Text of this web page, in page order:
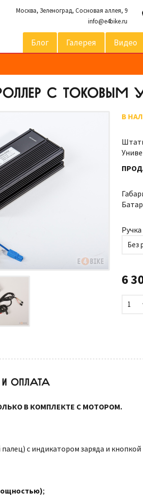
Москва, Зеленоград, Сосновая аллея, 9
info@e4bike.ru
Блог Галерея Видео
С ТОКОВЫМ
В
Ручка
Без
6
1
ОПЛАТА
В КОМПЛЕКТЕ С МОТОРОМ.
с индикатором заряда и
;